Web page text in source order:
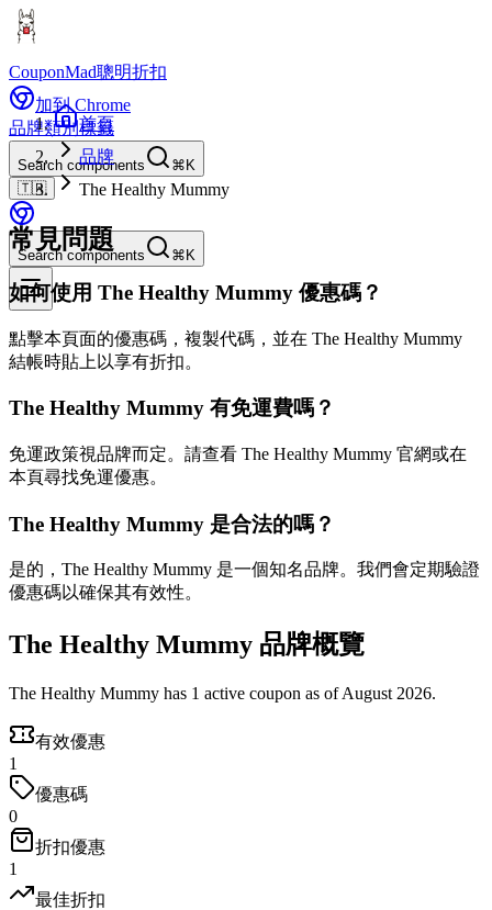
CouponMad聰明折扣
加到 Chrome
品牌類別標籤
Search components
⌘K
🇹🇼
Search components ⌘K
首頁
品牌
The Healthy Mummy
常見問題
如何使用 The Healthy Mummy 優惠碼？
點擊本頁面的優惠碼，複製代碼，並在 The Healthy Mummy
結帳時貼上以享有折扣。
The Healthy Mummy 有免運費嗎？
免運政策視品牌而定。請查看 The Healthy Mummy 官網或在
本頁尋找免運優惠。
The Healthy Mummy 是合法的嗎？
是的，The Healthy Mummy 是一個知名品牌。我們會定期驗證
優惠碼以確保其有效性。
The Healthy Mummy 品牌概覽
The Healthy Mummy has 1 active coupon as of August 2026.
有效優惠
1
優惠碼
0
折扣優惠
1
最佳折扣